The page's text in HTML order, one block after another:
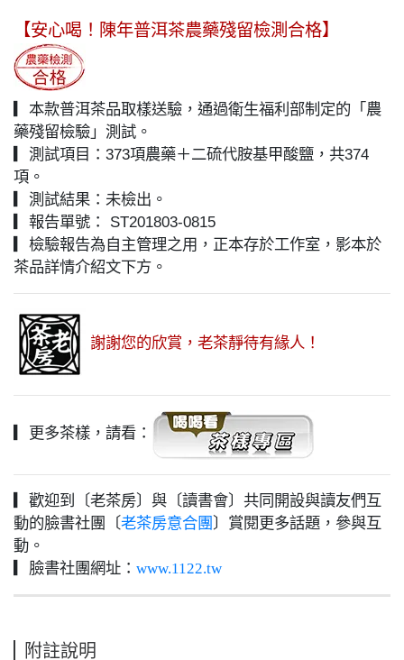
【安心喝！陳年普洱茶農藥殘留檢測合格】
▎本款普洱茶品取樣送驗，通過衛生福利部制定的「農
藥殘留檢驗」測試。
▎測試項目：373項農藥＋二硫代胺基甲酸鹽，共374
項。
▎測試結果：未檢出。
▎報告單號： ST201803-0815
▎檢驗報告為自主管理之用，正本存於工作室，影本於
茶品詳情介紹文下方。
謝謝您的欣賞，老茶靜待有緣人！
▎更多茶樣，請看：
▎歡迎到〔老茶房〕與〔讀書會〕共同開設與讀友們互
動的臉書社團〔老茶房意合團 〕賞閱更多話題，參與互
動。
▎臉書社團網址： www.1122.tw
附註說明